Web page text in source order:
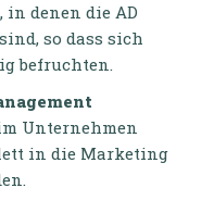
denen die AD
so dass sich
befruchten.
Unternehmen
in die Marketing